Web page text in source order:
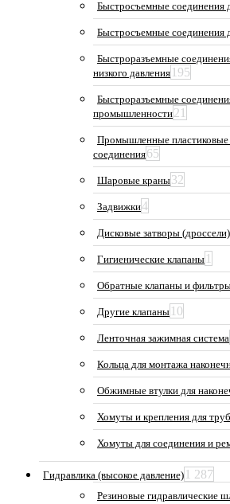
Быстросъемные соединения
Быстросъемные соединения
Быстроразъемные
низкого давления 195
Быстроразъемные
промышленности21
Промышленные
соединения65
Шаровые краны32
Задвижки4
Дисковые затворы (дроссели)
Гигиенические клапаны 1
Обратные клапаны и
Другие клапаны 10
Ленточная зажимная система
Кольца для монтажа
Обжимные втулки для
Хомуты и крепления для
Хомуты для соединения и
Гидравлика (высокое давление) 1 287
Резиновые гидравлические